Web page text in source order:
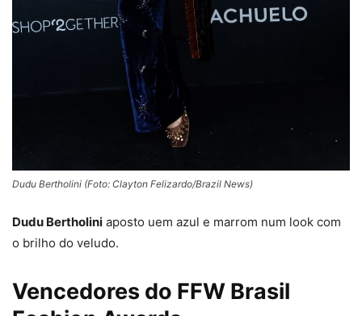
Dudu Bertholini (Foto: Clayton Felizardo/Brazil News)
Dudu Bertholini aposto uem azul e marrom num look com
o brilho do veludo.
Vencedores do FFW Brasil